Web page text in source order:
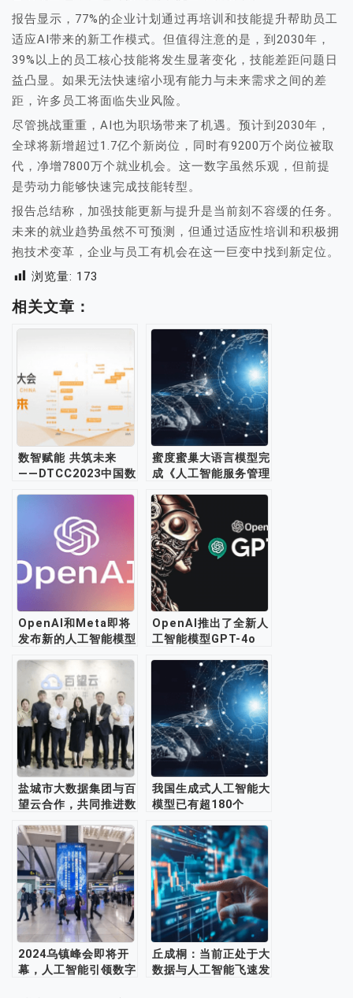
报告显示，77%的企业计划通过再培训和技能提升帮助员工
适应AI带来的新工作模式。但值得注意的是，到2030年，
39%以上的员工核心技能将发生显著变化，技能差距问题日
益凸显。如果无法快速缩小现有能力与未来需求之间的差
距，许多员工将面临失业风险。
尽管挑战重重，AI也为职场带来了机遇。预计到2030年，
全球将新增超过1.7亿个新岗位，同时有9200万个岗位被取
代，净增7800万个就业机会。这一数字虽然乐观，但前提
是劳动力能够快速完成技能转型。
报告总结称，加强技能更新与提升是当前刻不容缓的任务。
未来的就业趋势虽然不可预测，但通过适应性培训和积极拥
抱技术变革，企业与员工有机会在这一巨变中找到新定位。
浏览量: 173
相关文章：
数智赋能 共筑未来
——DTCC2023中国数
蜜度蜜巢大语言模型完
成《人工智能服务管理
OpenAI和Meta即将
发布新的人工智能模型
OpenAI推出了全新人
工智能模型GPT-4o
盐城市大数据集团与百
望云合作，共同推进数
我国生成式人工智能大
模型已有超180个
2024乌镇峰会即将开
幕，人工智能引领数字
丘成桐：当前正处于大
数据与人工智能飞速发